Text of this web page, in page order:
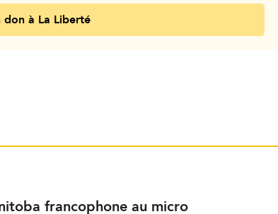
don à La Liberté
francophone au micro